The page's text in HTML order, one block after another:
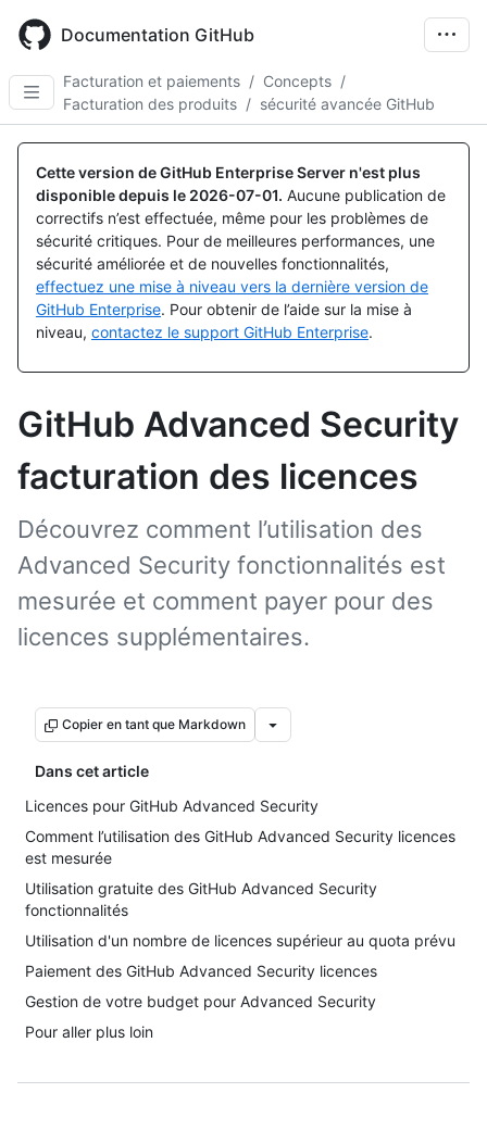
main
content
Documentation GitHub
Facturation et paiements / Concepts /
Facturation des produits / sécurité avancée GitHub
Cette version de GitHub Enterprise Server n'est plus
disponible depuis le 2026-07-01. Aucune publication de
correctifs n’est effectuée, même pour les problèmes de
sécurité critiques. Pour de meilleures performances, une
sécurité améliorée et de nouvelles fonctionnalités,
effectuez une mise à niveau vers la dernière version de
GitHub Enterprise. Pour obtenir de l’aide sur la mise à
niveau, contactez le support GitHub Enterprise.
GitHub Advanced Security
facturation des licences
Découvrez comment l’utilisation des
Advanced Security fonctionnalités est
mesurée et comment payer pour des
licences supplémentaires.
Copier en tant que Markdown
Dans cet article
Licences pour GitHub Advanced Security
Comment l’utilisation des GitHub Advanced Security licences
est mesurée
Utilisation gratuite des GitHub Advanced Security
fonctionnalités
Utilisation d'un nombre de licences supérieur au quota prévu
Paiement des GitHub Advanced Security licences
Gestion de votre budget pour Advanced Security
Pour aller plus loin